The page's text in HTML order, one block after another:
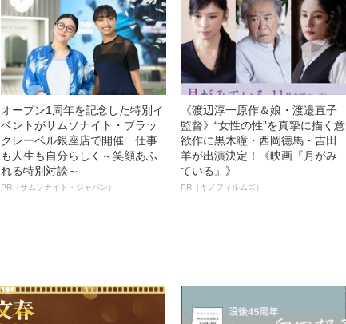
オープン1周年を記念した特別イ
ベントがサムソナイト・ブラッ
クレーベル銀座店で開催 仕事
も人生も自分らしく～笑顔あふ
れる特別対談～
PR（サムソナイト・ジャパン）
《渡辺淳一原作＆娘・渡邉直子
監督》“女性の性”を真摯に描く意
欲作に黒木瞳・西岡德馬・吉田
羊が出演決定！《映画『月がみ
ている』》
PR（キノフィルムズ）